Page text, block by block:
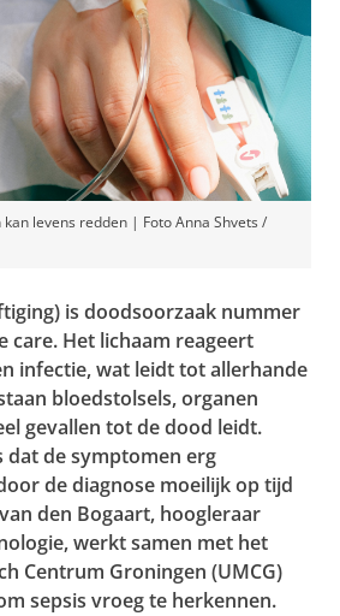
levens redden | Foto Anna Shvets /
is doodsoorzaak nummer
care. Het lichaam reageert
infectie, wat leidt tot allerhande
bloedstolsels, organen
gevallen tot de dood leidt.
dat de symptomen erg
de diagnose moeilijk op tijd
den Bogaart, hoogleraar
werkt samen met het
Centrum Groningen (UMCG)
sepsis vroeg te herkennen.